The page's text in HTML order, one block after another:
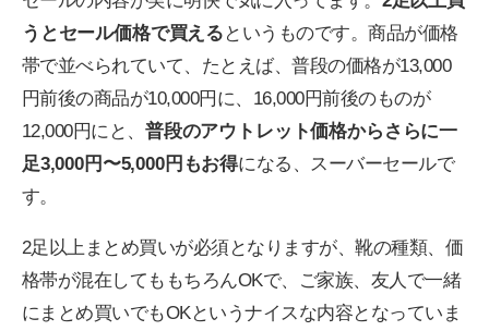
うとセール価格で買える というものです。商品が価格
帯で並べられていて、たとえば、普段の価格が13,000
円前後の商品が10,000円に、16,000円前後のものが
12,000円にと、 普段のアウトレット価格からさらに一
足3,000円〜5,000円もお得になる、スーバーセールで
す。
2足以上まとめ買いが必須となりますが、靴の種類、価
格帯が混在してももちろんOKで、ご家族、友人で一緒
にまとめ買いでもOKというナイスな内容となっていま